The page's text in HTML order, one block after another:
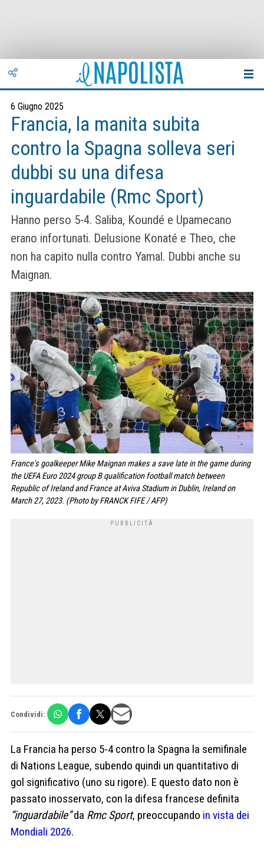
6 Giugno 2025
Francia, la manita subita
contro la Spagna solleva seri
dubbi su una difesa
inguardabile (Rmc Sport)
Hanno perso 5-4. Saliba, Koundé e Upamecano
erano infortunati. Delusione Konaté e Theo, che
non ha capito nulla contro Yamal. Dubbi anche su
Maignan.
France's goalkeeper Mike Maignan makes a save late in the game during
the UEFA Euro 2024 group B qualification football match between
Republic of Ireland and France at Aviva Stadium in Dublin, Ireland on
March 27, 2023. (Photo by FRANCK FIFE / AFP)
Condividi:
La Francia ha perso 5-4 contro la Spagna la semifinale
di Nations League, subendo quindi un quantitativo di
gol significativo (uno su rigore). E questo dato non è
passato inosservato, con la difesa francese definita
“inguardabile”da Rmc Sport, preoccupando in vista dei
Mondiali 2026.